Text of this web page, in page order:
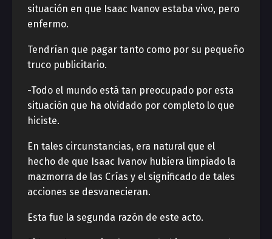
situación en que Isaac Ivanov estaba vivo, pero
enfermo.
Tendrían que pagar tanto como por su pequeño
truco publicitario.
-Todo el mundo está tan preocupado por esta
situación que ha olvidado por completo lo que
hiciste.
En tales circunstancias, era natural que el
hecho de que Isaac Ivanov hubiera limpiado la
mazmorra de las Crías y el significado de tales
acciones se desvanecieran.
Esta fue la segunda razón de este acto.